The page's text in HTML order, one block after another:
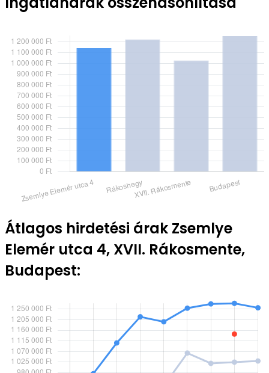
Átlagos hirdetési árak Zsemlye
Elemér utca 4, XVII. Rákosmente,
Budapest: